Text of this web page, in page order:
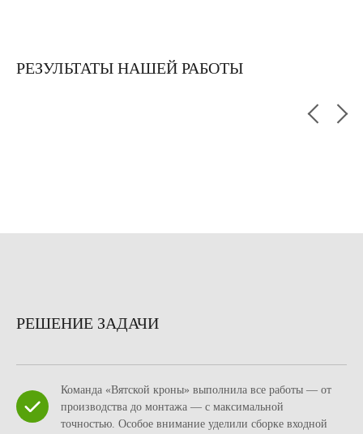
РЕЗУЛЬТАТЫ НАШЕЙ РАБОТЫ
РЕШЕНИЕ ЗАДАЧИ
Команда «Вятской кроны» выполнила все работы — от
производства до монтажа — с максимальной
точностью. Особое внимание уделили сборке входной